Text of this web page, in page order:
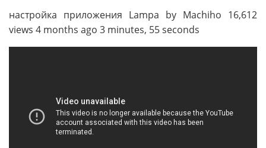
настройка приложения Lampa by Machiho 16,612
views 4 months ago 3 minutes, 55 seconds